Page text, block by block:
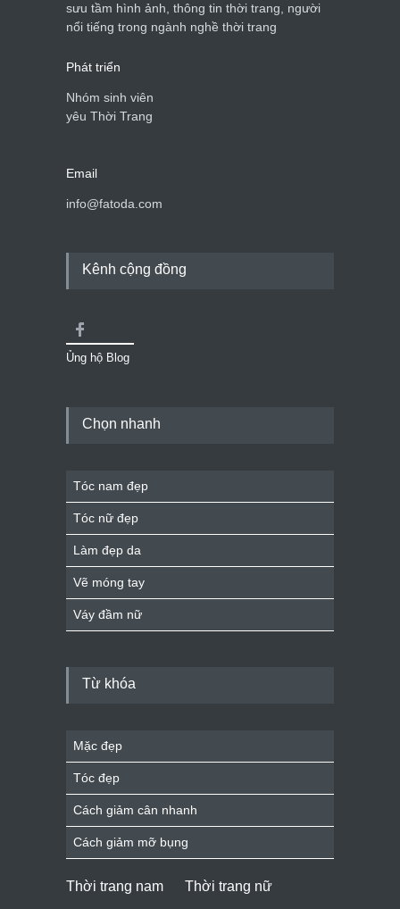
sưu tầm hình ảnh, thông tin thời trang, người
nổi tiếng trong ngành nghề thời trang
Phát triển
Nhóm sinh viên
yêu Thời Trang
Email
info@fatoda.com
Kênh cộng đồng
Ủng hộ Blog
Chọn nhanh
Tóc nam đẹp
Tóc nữ đẹp
Làm đẹp da
Vẽ móng tay
Váy đầm nữ
Từ khóa
Mặc đẹp
Tóc đẹp
Cách giảm cân nhanh
Cách giảm mỡ bụng
Thời trang nam Thời trang nữ